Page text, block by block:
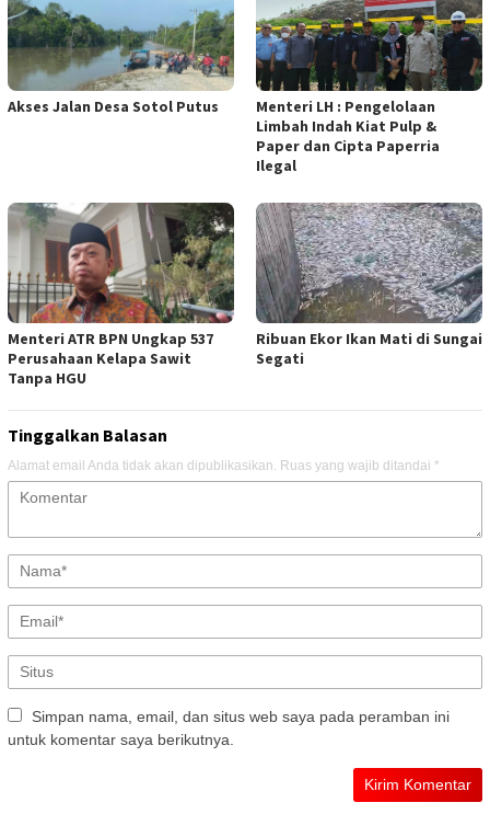
Akses Jalan Desa Sotol Putus
Menteri LH : Pengelolaan
Limbah Indah Kiat Pulp &
Paper dan Cipta Paperria
Ilegal
Menteri ATR BPN Ungkap 537
Perusahaan Kelapa Sawit
Tanpa HGU
Ribuan Ekor Ikan Mati di Sungai
Segati
Tinggalkan Balasan
Alamat email Anda tidak akan dipublikasikan. Ruas yang wajib ditandai *
Simpan nama, email, dan situs web saya pada peramban ini
untuk komentar saya berikutnya.